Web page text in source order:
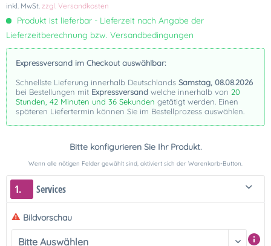
inkl. MwSt. zzgl. Versandkosten
Produkt ist lieferbar - Lieferzeit nach Angabe der
Lieferzeitberechnung bzw. Versandbedingungen
Expressversand im Checkout auswählbar:
Schnellste Lieferung innerhalb Deutschlands Samstag, 08.08.2026
bei Bestellungen mit Expressversand welche innerhalb von 20
Stunden, 42 Minuten und 36 Sekunden getätigt werden. Einen
späteren Liefertermin können Sie im Bestellprozess auswählen.
Bitte konfigurieren Sie Ihr Produkt.
Wenn alle nötigen Felder gewählt sind, aktiviert sich der Warenkorb-Button.
1. Services
Bildvorschau